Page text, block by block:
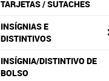
TARJETAS / SUTACHES
INSÍGNIAS E
DISTINTIVOS
INSÍGNIA/DISTINTIVO DE
BOLSO